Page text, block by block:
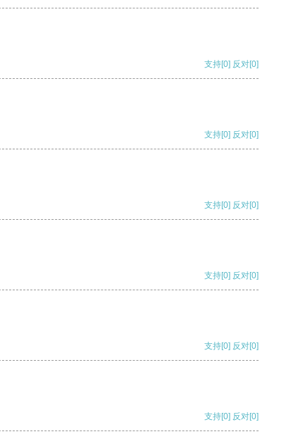
支持[0] 反对[0]
支持[0] 反对[0]
支持[0] 反对[0]
支持[0] 反对[0]
支持[0] 反对[0]
支持[0] 反对[0]